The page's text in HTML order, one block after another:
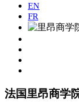
EN
FR
法国里昂商学